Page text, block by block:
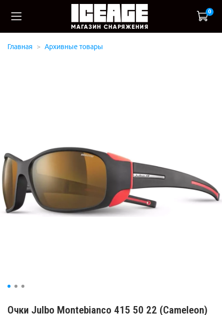
0
Главная Архивные товары
Очки Julbo Montebianco 415 50 22 (Cameleon)